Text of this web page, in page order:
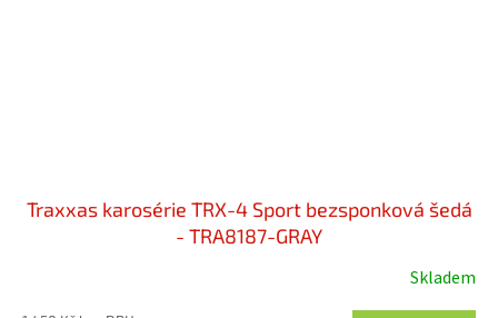
Traxxas karosérie TRX-4 Sport bezsponková šedá
- TRA8187-GRAY
Skladem